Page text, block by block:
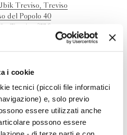
i cookie
tecnici (piccoli file informatici
e, solo previo
essere utilizzati anche
possono essere
Treviso, Treviso
del Popolo 40
disposizioni in contrasto al